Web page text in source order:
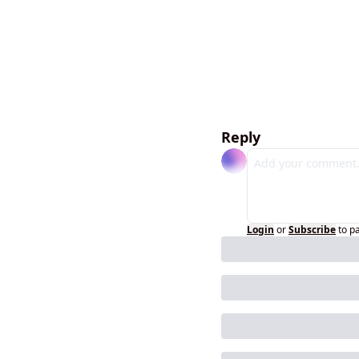
Reply
Login orSubscribeto